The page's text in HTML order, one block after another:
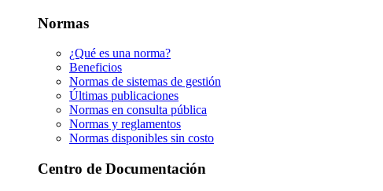
Normas
¿Qué es una norma?
Beneficios
Normas de sistemas de gestión
Últimas publicaciones
Normas en consulta pública
Normas y reglamentos
Normas disponibles sin costo
Centro de Documentación